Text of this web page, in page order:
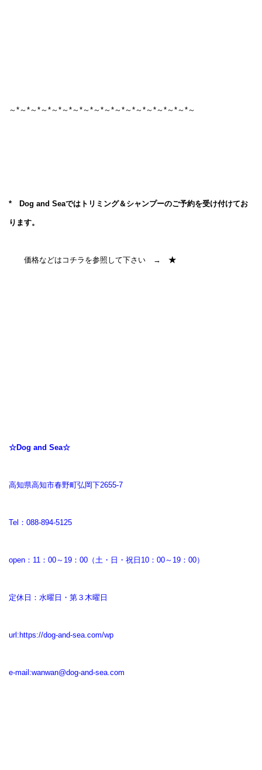
～*～*～*～*～*～*～*～*～*～*～*～*～*～*～*～*～*～
* Dog and Seaではトリミング＆シャンプーのご予約を受け付けてお
ります。
価格などはコチラを参照して下さい → ★
☆Dog and Sea☆
高知県高知市春野町弘岡下2655-7
Tel：088-894-5125
open：11：00～19：00（土・日・祝日10：00～19：00）
定休日：水曜日・第３木曜日
url: https://dog-and-sea.com/wp
e-mail:wanwan@dog-and-sea.com